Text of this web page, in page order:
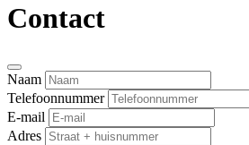
Contact
Naam
Telefoonnummer
E-mail
Adres